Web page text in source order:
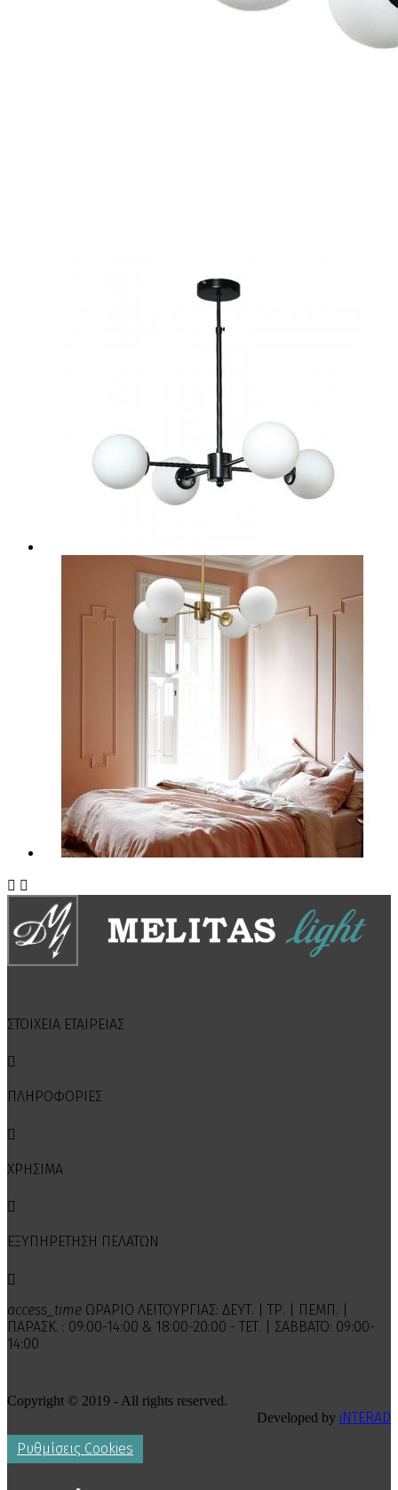
 
ΣΤΟΙΧΕΙΑ ΕΤΑΙΡΕΙΑΣ

ΠΛΗΡΟΦΟΡΙΕΣ

ΧΡΗΣΙΜΑ

ΕΞΥΠΗΡΕΤΗΣΗ ΠΕΛΑΤΩΝ

access_time ΩΡΑΡΙΟ ΛΕΙΤΟΥΡΓΙΑΣ: ΔΕΥΤ. | ΤΡ. | ΠΕΜΠ. |
ΠΑΡΑΣΚ. : 09:00-14:00 & 18:00-20:00 - ΤΕΤ. | ΣΑΒΒΑΤΟ: 09:00-
14:00
Copyright © 2019 - All rights reserved.
Developed by iNTERAD
Ρυθμίσεις Cookies